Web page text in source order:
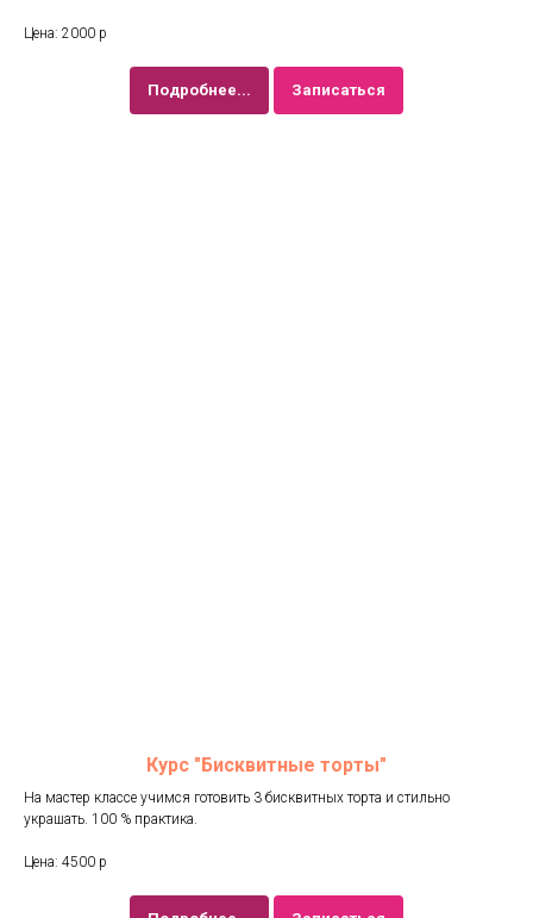
Цена: 2000 р
Подробнее... Записаться
Курс "Бисквитные торты"
На мастер классе учимся готовить 3 бисквитных торта и стильно
украшать. 100 % практика.
Цена: 4500 р